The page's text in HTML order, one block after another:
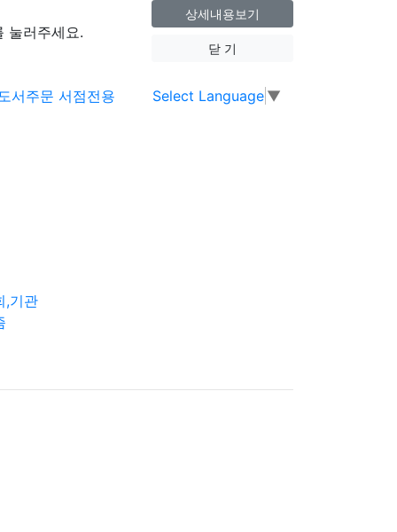
눌러주세요.
상세내용보기
닫 기
Select Language ▼
,기관